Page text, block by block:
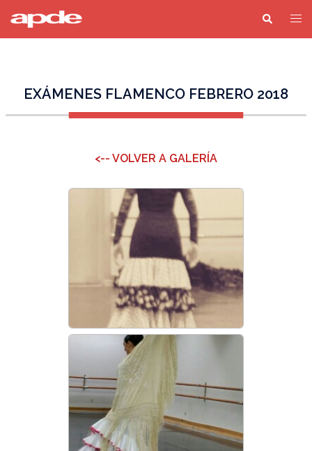
EXÁMENES FLAMENCO FEBRERO 2018
<-- VOLVER A GALERÍA